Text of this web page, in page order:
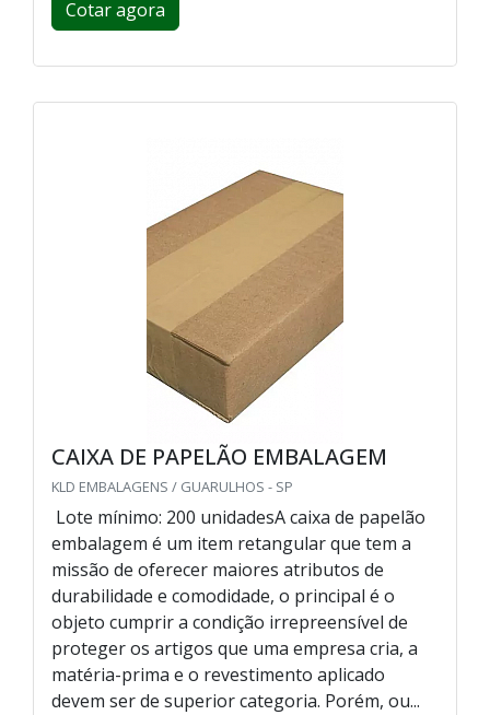
Cotar agora
CAIXA DE PAPELÃO EMBALAGEM
KLD EMBALAGENS / GUARULHOS - SP
Lote mínimo: 200 unidadesA caixa de papelão
embalagem é um item retangular que tem a
missão de oferecer maiores atributos de
durabilidade e comodidade, o principal é o
objeto cumprir a condição irrepreensível de
proteger os artigos que uma empresa cria, a
matéria-prima e o revestimento aplicado
devem ser de superior categoria. Porém, ou...